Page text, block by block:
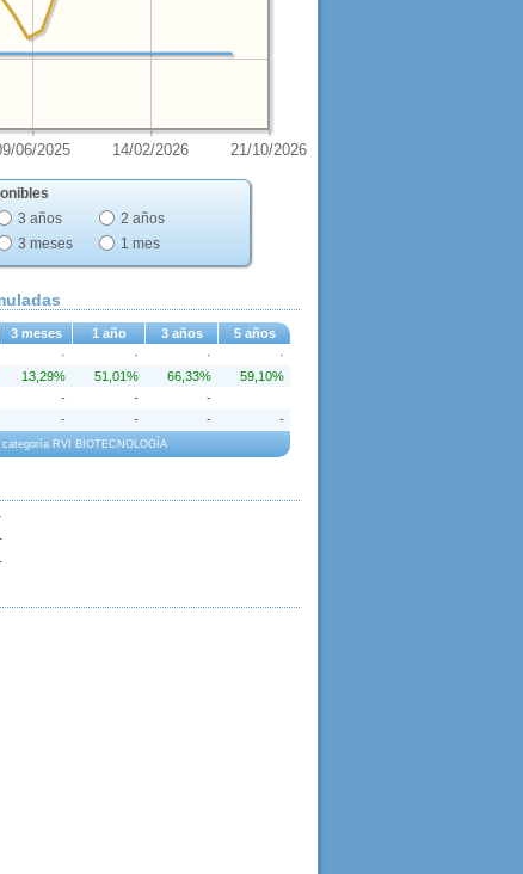
06/2025 14/02/2026 21/10/2026
3 años
2 años
3 meses 1 mes
3 meses 1 año 3 años 5 años
RVI BIOTECNOLOGÍA
· · ·
·
13,29% 51,01% 66,33%
59,10%
- -
-
- - - -
·